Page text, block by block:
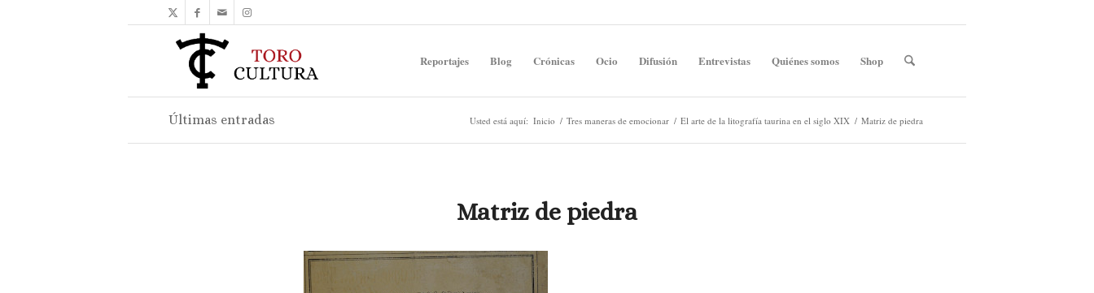
Reportajes Blog Crónicas Ocio Difusión Entrevistas Quiénes somos Shop
Últimas entradas Usted está aquí: Inicio / Tres maneras de emocionar / El arte de la litografía taurina en el siglo XIX / Matriz de piedra
Matriz de piedra